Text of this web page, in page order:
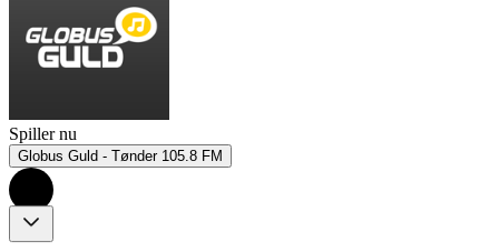
Spiller nu
Globus Guld - Tønder 105.8 FM